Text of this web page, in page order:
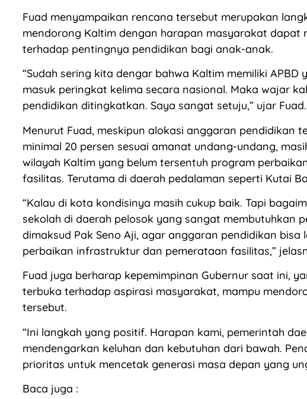
Fuad menyampaikan rencana tersebut merupakan
mendorong Kaltim dengan harapan masyarakat dapat
terhadap pentingnya pendidikan bagi anak-anak.
“Sudah sering kita dengar bahwa Kaltim memiliki APBD
masuk peringkat kelima secara nasional. Maka wajar
pendidikan ditingkatkan. Saya sangat setuju,” ujar Fuad.
Menurut Fuad, meskipun alokasi anggaran pendidikan
minimal 20 persen sesuai amanat undang-undang,
wilayah Kaltim yang belum tersentuh program
fasilitas. Terutama di daerah pedalaman seperti Kutai
“Kalau di kota kondisinya masih cukup baik. Tapi
sekolah di daerah pelosok yang sangat membutuhkan
dimaksud Pak Seno Aji, agar anggaran pendidikan bisa
perbaikan infrastruktur dan pemerataan fasilitas,”
Fuad juga berharap kepemimpinan Gubernur saat ini,
terbuka terhadap aspirasi masyarakat, mampu
tersebut.
“Ini langkah yang positif. Harapan kami, pemerintah
mendengarkan keluhan dan kebutuhan dari bawah.
prioritas untuk mencetak generasi masa depan yang
Baca juga :